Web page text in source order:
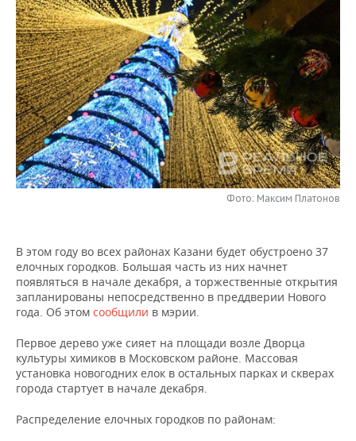
КОМУ ПРИНАДЛЕЖАТ
ТОРГОВЫЕ ЦЕНТРЫ
ТАТАРСТАНА
БЮДЖЕТ
ИНВЕСТИЦИИ
МАШИНОСТРОЕНИЕ
НЕФТЕХИМИЯ
НЕФТЬ
ОПК
ЭНЕРГЕТИКА
НОВОСТИ АВТО
БИЗНЕС
НОВОСТИ БИЗНЕСА
РОЗНИЧНАЯ ТОРГОВЛЯ
ТРАНСПОРТ
УСЛУГИ
ТЕХНОЛОГИИ
НОВОСТИ ТЕХНОЛОГИЙ
IT
МЕДИА
МЕРОПРИЯТИЯ
НОВОСТИ МЕРОПРИЯТИЙ
ВЫЕЗДНАЯ РЕДАКЦИЯ
ОТКРЫТАЯ ЛЕКЦИЯ
СПОРТ
НОВОСТИ СПОРТА
БАСКЕТБОЛ
ВОЛЕЙБОЛ
КИБЕРСПОРТ
ФИГУРНОЕ КАТАНИЕ
ВОДНЫЕ ВИДЫ СПОРТА
ОБЩЕСТВО
ИНФРАСТРУКТУРА
ИСТОРИЯ
КУЛЬТУРА
МЕДИЦИНА
ОБРАЗОВАНИЕ
СПРАВОЧНИК
СПИСОК ПЕРСОН
СПИСОК КОМПАНИЙ
ПОЛНАЯ ВЕРСИЯ
Фото: Максим Платонов
В этом году во всех районах Казани будет обустроено 37
елочных городков. Большая часть из них начнет
появляться в начале декабря, а торжественные открытия
запланированы непосредственно в преддверии Нового
года. Об этом сообщили в мэрии.
Первое дерево уже сияет на площади возле Дворца
культуры химиков в Московском районе. Массовая
установка новогодних елок в остальных парках и скверах
города стартует в начале декабря.
Распределение елочных городков по районам: